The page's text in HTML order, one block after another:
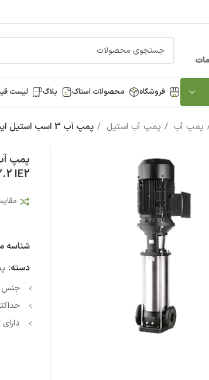
فروشگاه محصولات استاک بلاگ لیست
پمپ آب پمپ آب استیل پمپ آب 3 اسب استيل ایستاده سه فاز ابارا مدل EVMSG 3-19 F5/2.2 IE2
بزرگنمایی تصویر
IE2
دسته:
جنس
دارای